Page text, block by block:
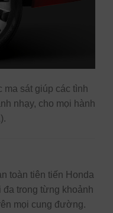
ma sát giúp các tình
nhạy, cho mọi hành
toàn tiên tiến Honda
đa trong từng khoảnh
mọi cung đường.